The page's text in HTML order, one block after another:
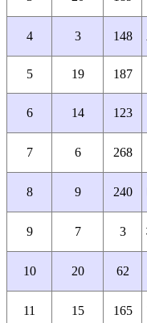
4 3 148
5 19 187
6 14 123
7 6 268
8 9 240
9 7 3
10 20 62
11 15 165